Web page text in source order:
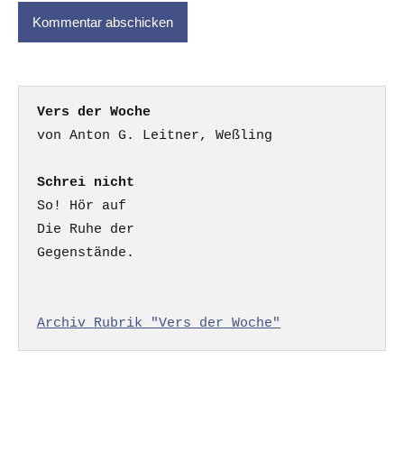
Vers der Woche
Schrei nicht
So! Hör auf
Die Ruhe der
Gegenstände.
Archiv Rubrik "Vers der Woche"